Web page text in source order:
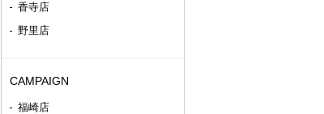
香寺店
野里店
CAMPAIGN
福崎店